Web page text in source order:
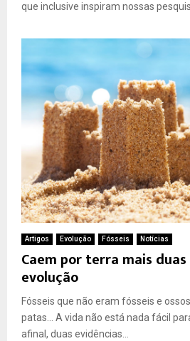
que inclusive inspiram nossas
Artigos Evolução Fósseis Notícias
Caem por terra mais
evolução
Fósseis que não eram fósseis e
patas… A vida não está nada fácil
afinal, duas evidências...